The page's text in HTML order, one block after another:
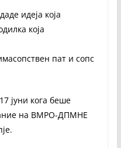
идеја која
која
пат и сопс
јуни кога беше
на ВМРО-ДПМНЕ